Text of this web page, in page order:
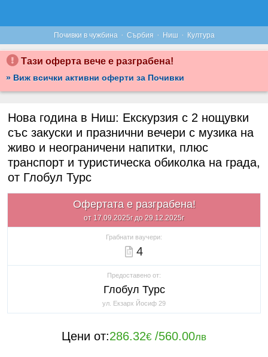
Почивки в чужбина · Сърбия · Ниш · Култура
Тази оферта вече е разграбена!
» Виж всички активни оферти за Почивки
Нова година в Ниш: Екскурзия с 2 нощувки
със закуски и празнични вечери с музика на
живо и неограничени напитки, плюс
транспорт и туристическа обиколка на града,
от Глобул Турс
Офертата е разграбена!
от 17.09.2025г до 29.12.2025г
Грабнати ваучери:
4
Предоставено от:
Глобул Турс
ул. Екзарх Йосиф 29
Цени от:286.32€ /560.00лв